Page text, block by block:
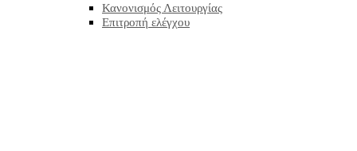
Κανονισμός Λειτουργίας
Επιτροπή ελέγχου